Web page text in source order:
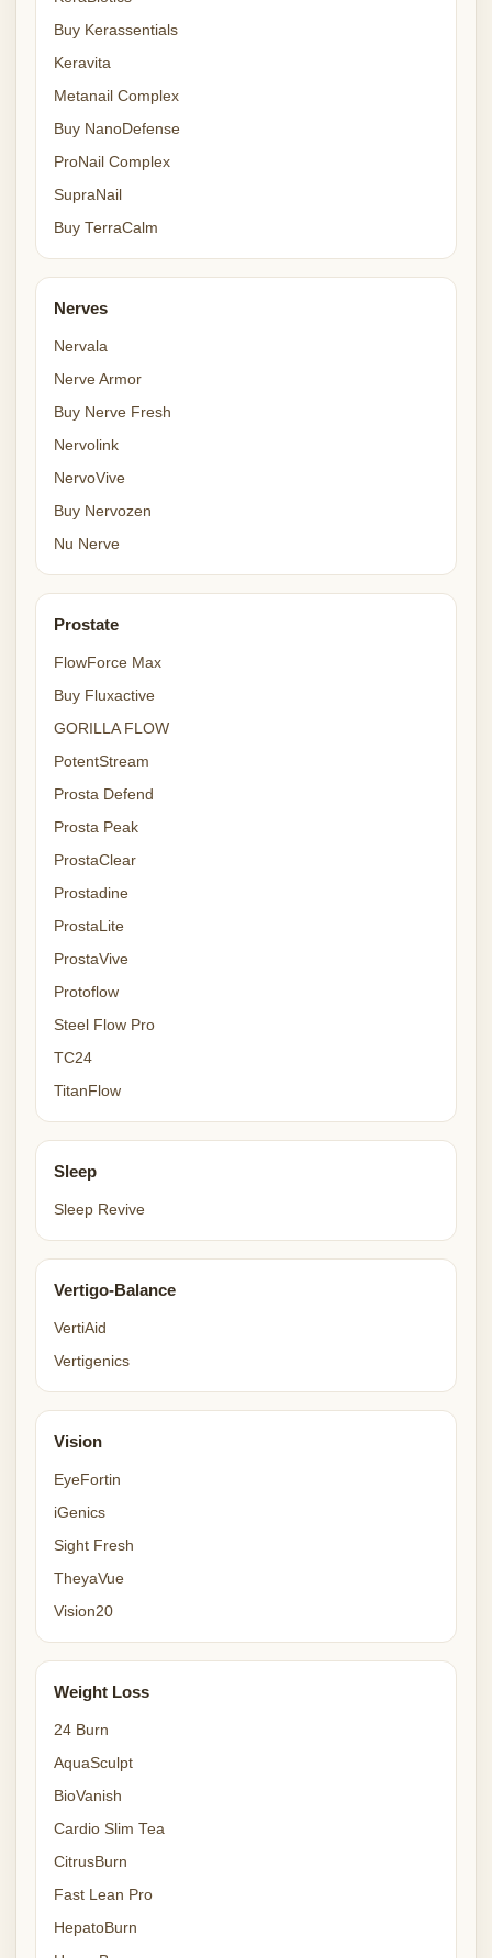
Buy Kerassentials
Keravita
Metanail Complex
Buy NanoDefense
ProNail Complex
SupraNail
Buy TerraCalm
Nerves
Nervala
Nerve Armor
Buy Nerve Fresh
Nervolink
NervoVive
Buy Nervozen
Nu Nerve
Prostate
FlowForce Max
Buy Fluxactive
GORILLA FLOW
PotentStream
Prosta Defend
Prosta Peak
ProstaClear
Prostadine
ProstaLite
ProstaVive
Protoflow
Steel Flow Pro
TC24
TitanFlow
Sleep
Sleep Revive
Vertigo-Balance
VertiAid
Vertigenics
Vision
EyeFortin
iGenics
Sight Fresh
TheyaVue
Vision20
Weight Loss
24 Burn
AquaSculpt
BioVanish
Cardio Slim Tea
CitrusBurn
Fast Lean Pro
HepatoBurn